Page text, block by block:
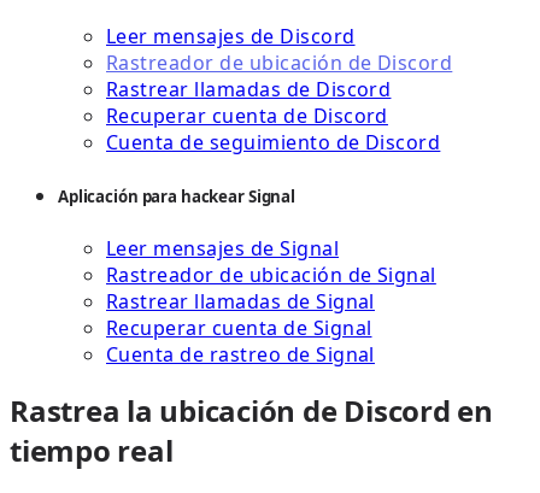
Leer mensajes de Discord
Rastreador de ubicación de Discord
Rastrear llamadas de Discord
Recuperar cuenta de Discord
Cuenta de seguimiento de Discord
Aplicación para hackear Signal
Leer mensajes de Signal
Rastreador de ubicación de Signal
Rastrear llamadas de Signal
Recuperar cuenta de Signal
Cuenta de rastreo de Signal
Rastrea la ubicación de Discord en
tiempo real